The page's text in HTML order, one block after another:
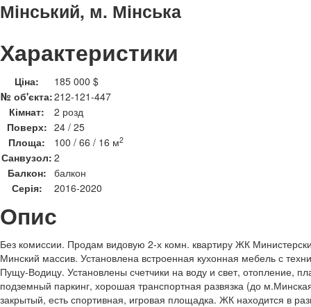
Мінський, м. Мінська
Характеристики
Ціна:
185 000 $
№ об'єкта:212-121-447
Кімнат:
2 розд
Поверх: 24 / 25
Площа:
100 / 66 / 16 м2
Санвузол: 2
Балкон: балкон
Серія:
2016-2020
Опис
Без комиссии. Продам видовую 2-х комн. квартиру ЖК
Минский массив. Установлена встроенная кухонная мебель с
Пущу-Водицу. Установлены счетчики на воду и свет, отопление,
подземный паркинг, хорошая транспортная развязка (до
закрытый, есть спортивная, игровая площадка. ЖК находится в